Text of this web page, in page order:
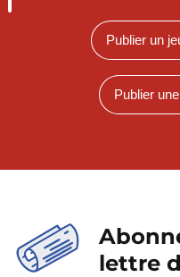
Publier un
Publier
lettre